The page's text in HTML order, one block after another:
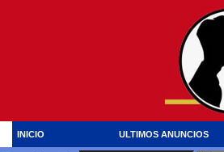
INICIO ULTIMOS ANUNCIOS